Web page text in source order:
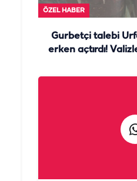
ÖZEL HABER
Gurbetçi talebi
erken açtırdı!